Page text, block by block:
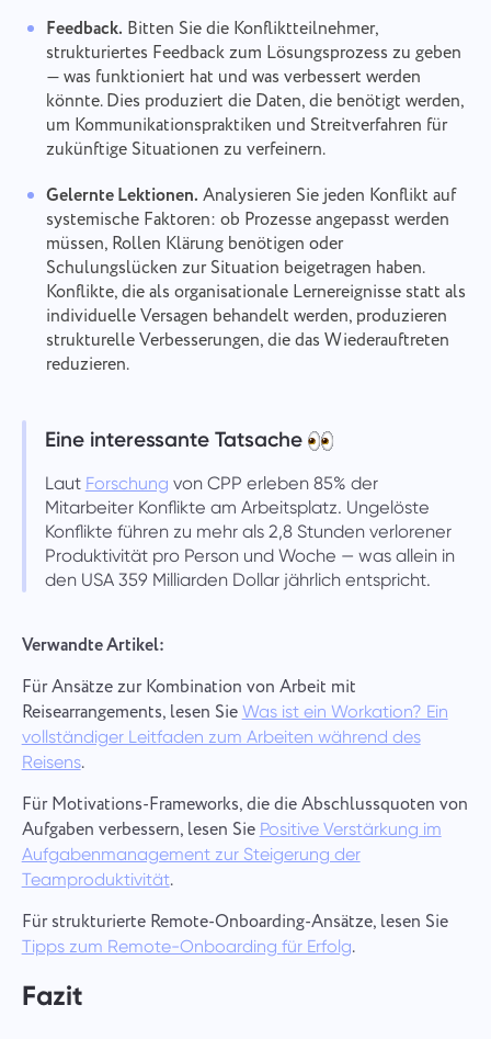
Feedback. Bitten Sie die Konfliktteilnehmer,
strukturiertes Feedback zum Lösungsprozess zu geben
— was funktioniert hat und was verbessert werden
könnte. Dies produziert die Daten, die benötigt werden,
um Kommunikationspraktiken und Streitverfahren für
zukünftige Situationen zu verfeinern.
Gelernte Lektionen. Analysieren Sie jeden Konflikt auf
systemische Faktoren: ob Prozesse angepasst werden
müssen, Rollen Klärung benötigen oder
Schulungslücken zur Situation beigetragen haben.
Konflikte, die als organisationale Lernereignisse statt als
individuelle Versagen behandelt werden, produzieren
strukturelle Verbesserungen, die das Wiederauftreten
reduzieren.
Eine interessante Tatsache
Laut Forschung von CPP erleben 85% der
Mitarbeiter Konflikte am Arbeitsplatz. Ungelöste
Konflikte führen zu mehr als 2,8 Stunden verlorener
Produktivität pro Person und Woche — was allein in
den USA 359 Milliarden Dollar jährlich entspricht.
Verwandte Artikel:
Für Ansätze zur Kombination von Arbeit mit
Reisearrangements, lesen SieWas ist ein Workation? Ein
vollständiger Leitfaden zum Arbeiten während des
Reisens.
Für Motivations-Frameworks, die die Abschlussquoten von
Aufgaben verbessern, lesen SiePositive Verstärkung im
Aufgabenmanagement zur Steigerung der
Teamproduktivität.
Für strukturierte Remote-Onboarding-Ansätze, lesen Sie
Tipps zum Remote-Onboarding für Erfolg.
Fazit